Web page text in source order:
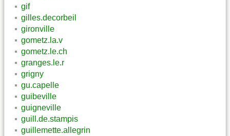
gif
gilles.decorbeil
gironville
gometz.la.v
gometz.le.ch
granges.le.r
grigny
gu.capelle
guibeville
guigneville
guill.de.stampis
guillemette.allegrin